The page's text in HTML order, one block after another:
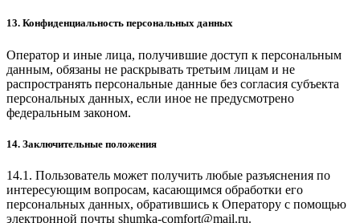
13. Конфиденциальность персональных данных
Оператор и иные лица, получившие доступ к персональным
данным, обязаны не раскрывать третьим лицам и не
распространять персональные данные без согласия субъекта
персональных данных, если иное не предусмотрено
федеральным законом.
14. Заключительные положения
14.1. Пользователь может получить любые разъяснения по
интересующим вопросам, касающимся обработки его
персональных данных, обратившись к Оператору с помощью
электронной почты shumka-comfort@mail.ru.